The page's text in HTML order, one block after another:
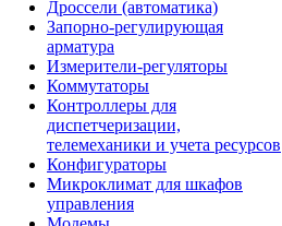
Дроссели (автоматика)
Запорно-регулирующая
арматура
Измерители-регуляторы
Коммутаторы
Контроллеры для
диспетчеризации,
телемеханики и учета ресурсов
Конфигураторы
Микроклимат для шкафов
управления